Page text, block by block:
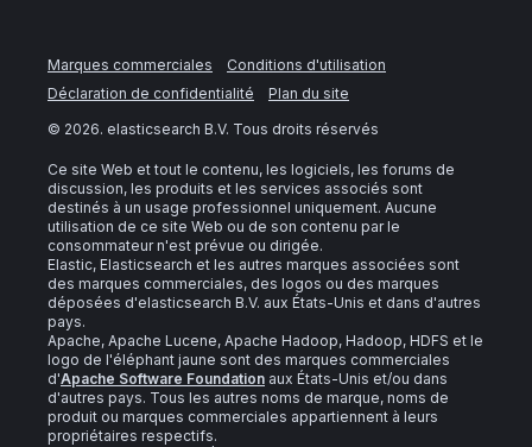
Marques commerciales
Conditions d'utilisation
Déclaration de confidentialité
Plan du site
© 2026. elasticsearch B.V. Tous droits réservés
Ce site Web et tout le contenu, les logiciels, les forums de
discussion, les produits et les services associés sont
destinés à un usage professionnel uniquement. Aucune
utilisation de ce site Web ou de son contenu par le
consommateur n'est prévue ou dirigée.
Elastic, Elasticsearch et les autres marques associées sont
des marques commerciales, des logos ou des marques
déposées d'elasticsearch B.V. aux États-Unis et dans d'autres
pays.
Apache, Apache Lucene, Apache Hadoop, Hadoop, HDFS et le
logo de l'éléphant jaune sont des marques commerciales
d'Apache Software Foundation aux États-Unis et/ou dans
d'autres pays. Tous les autres noms de marque, noms de
produit ou marques commerciales appartiennent à leurs
propriétaires respectifs.